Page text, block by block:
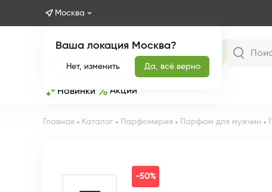
Москва
Ваша локация Москва?
Нет, изменить Да, всё верно
Новинки Акции
Главная Каталог Парфюмерия Парфюм для мужчин
-50%